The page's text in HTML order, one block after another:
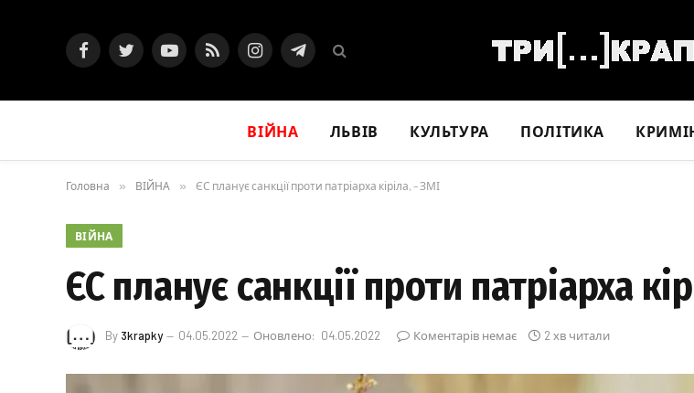
FacebookTwitterYouTubeRSS InstagramTelegram
ВІЙНА ЛЬВІВ КУЛЬТУРА ПОЛІТИКА
Головна » ВІЙНА » ЄС планує санкції проти патріарха кіріла, – ЗМІ
ВІЙНА
ЄС планує санкції проти патріарха
By 3krapky 04.05.2022 Оновлено: 04.05.2022 Коментарів немає 2 хв читали